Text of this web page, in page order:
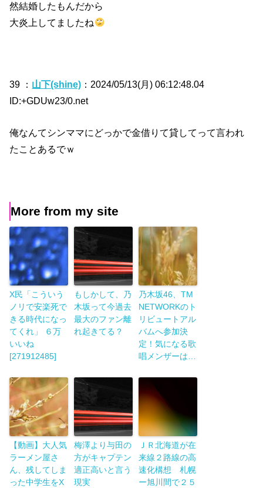
然結婚したもんだから
大炎上してましたね
39 ： 山下(shine) ：2024/05/13(月) 06:12:48.04
ID:+GDUw23/0.net
俺なんてシンママにどっかで金借りて貸してって言われ
たことあるでｗ
More from my site
X民「こういう
ノリで安楽死で
きる時代になっ
てくれ」 ６万
いいね
[271912485]
もしかして、乃
木坂って今過去
最大のファン離
れ起きてる？
乃木坂46、TM
NETWORKのト
リビュートアル
バムへ参加決
定！気になる歌
唱メンザーは…
【動画】大人気
ラーメン屋さ
ん、残してしま
った中学生をX
梅澤より与田の
方がキャプテン
適正高いと言う
現実
ＪＲ北海道が在
来線２路線の高
速化構想 札幌
ー旭川間で２５